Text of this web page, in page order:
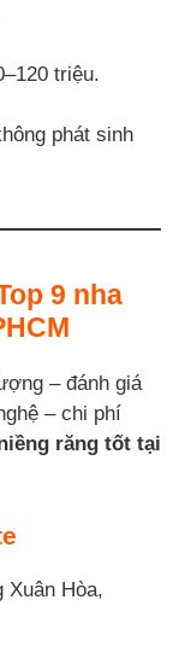
triệu.
phát sinh
9 nha
– đánh giá
– chi phí
răng tốt tại
Xuân Hòa,